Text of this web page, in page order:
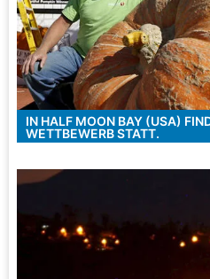
IN HALF MOON BAY (USA)
WETTBEWERB STATT.